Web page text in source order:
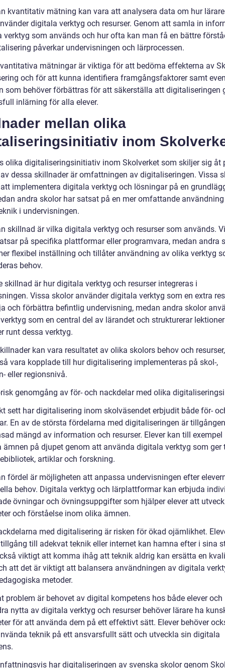
kvantitativ mätning kan vara att analysera data om hur
digitala verktyg och resurser. Genom att samla in
verktyg som används och hur ofta kan man få en bättre
påverkar undervisningen och lärprocessen.
mätningar är viktiga för att bedöma effekterna av
och för att kunna identifiera framgångsfaktorer samt
som behöver förbättras för att säkerställa att digitaliseringen
inlärning för alla elever.
mellan olika
inom
olika digitaliseringsinitiativ inom Skolverket som skiljer sig åt
dessa skillnader är omfattningen av digitaliseringen. Vissa
implementera digitala verktyg och lösningar på en
andra skolor har satsat på en mer omfattande
i undervisningen.
skillnad är vilka digitala verktyg och resurser som används.
på specifika plattformar eller programvara, medan andra
flexibel inställning och tillåter användning av olika verktyg
behov.
skillnad är hur digitala verktyg och resurser integreras i
Vissa skolor använder digitala verktyg som en extra
och förbättra befintlig undervisning, medan andra skolor
som en central del av lärandet och strukturerar
runt dessa verktyg.
kan vara resultatet av olika skolors behov och
vara kopplade till hur digitalisering implementeras på skol-,
eller regionsnivå.
genomgång av för- och nackdelar med olika
sett har digitalisering inom skolväsendet erbjudit både för-
En av de största fördelarna med digitaliseringen är
mängd av information och resurser. Elever kan till exempel
ämnen på djupet genom att använda digitala verktyg som ger
artiklar och forskning.
fördel är möjligheten att anpassa undervisningen efter
behov. Digitala verktyg och lärplattformar kan erbjuda
övningar och övningsuppgifter som hjälper elever att
och förståelse inom olika ämnen.
med digitalisering är risken för ökad ojämlikhet.
till adekvat teknik eller internet kan hamna efter i sina
viktigt att komma ihåg att teknik aldrig kan ersätta en
att det är viktigt att balansera användningen av digitala
metoder.
problem är behovet av digital kompetens hos både elever och
nytta av digitala verktyg och resurser behöver lärare ha
för att använda dem på ett effektivt sätt. Elever behöver
teknik på ett ansvarsfullt sätt och utveckla sin digitala
har digitaliseringen av svenska skolor genom